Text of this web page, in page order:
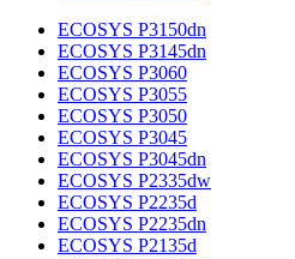
ECOSYS P3150dn
ECOSYS P3145dn
ECOSYS P3060
ECOSYS P3055
ECOSYS P3050
ECOSYS P3045
ECOSYS P3045dn
ECOSYS P2335dw
ECOSYS P2235d
ECOSYS P2235dn
ECOSYS P2135d